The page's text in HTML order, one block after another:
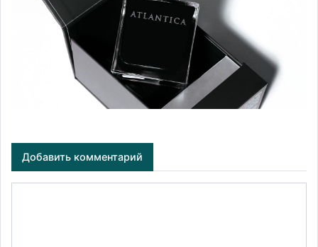
Добавить комментарий